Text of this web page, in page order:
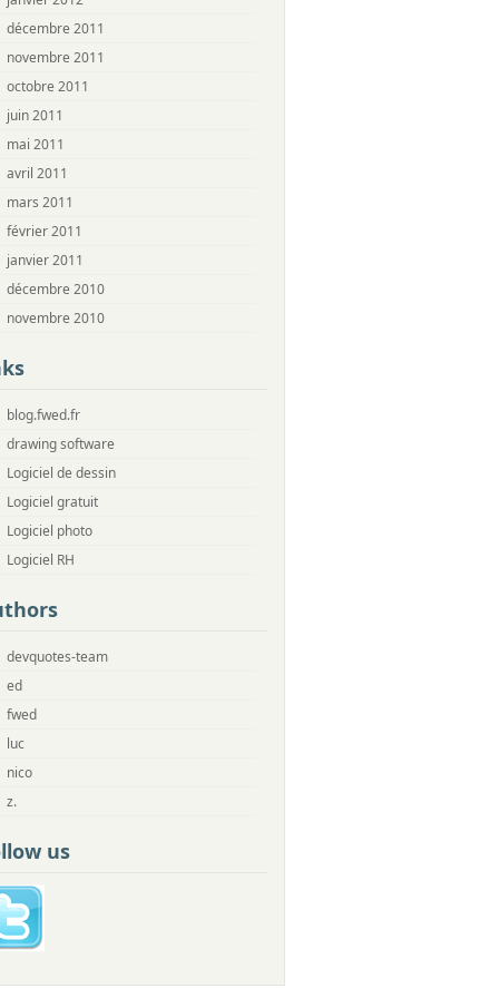
décembre 2011
novembre 2011
octobre 2011
juin 2011
mai 2011
avril 2011
mars 2011
février 2011
janvier 2011
décembre 2010
novembre 2010
blog.fwed.fr
drawing software
Logiciel de dessin
Logiciel gratuit
Logiciel photo
Logiciel RH
devquotes-team
ed
fwed
luc
nico
z.
us